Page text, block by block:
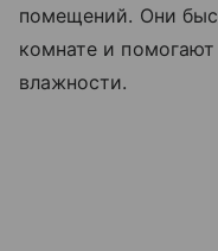
помещений. Они
комнате и
влажности.